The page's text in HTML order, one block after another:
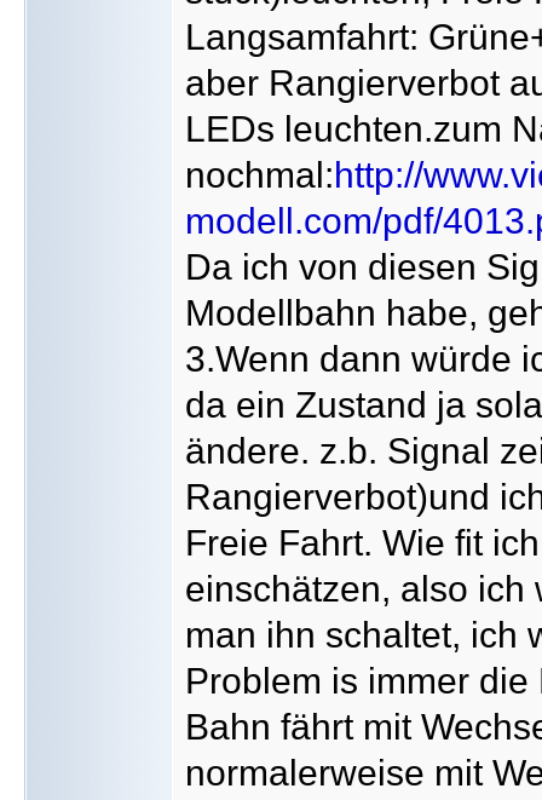
Langsamfahrt:
aber Rangierverbot
LEDs leuchten.zum
nochmal:http://
modell.com/pdf/
Da ich von diesen
Modellbahn habe,
3.Wenn dann würde
da ein Zustand ja
ändere. z.b. Signal
Rangierverbot)und
Freie Fahrt. Wie fit
einschätzen, also ich
man ihn schaltet, ich
Problem is immer
Bahn fährt mit
normalerweise mit